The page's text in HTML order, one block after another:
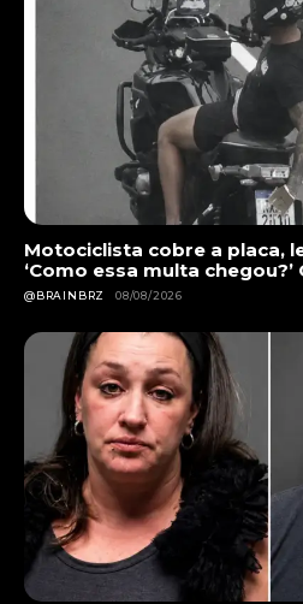
Motociclista cobre a placa,
‘Como essa multa
@BRAINBRZ 08/08/2026